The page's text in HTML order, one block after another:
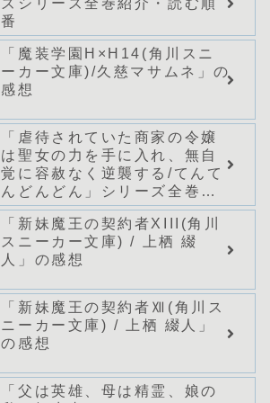
ズシリーズ全巻紹介・読む順
番
「魔装学園H×H14(角川スニ
ーカー文庫)/久慈マサムネ」の
感想
「虐待されていた商家の令嬢
は聖女の力を手に入れ、無自
覚に容赦なく逆襲する/てんて
んどんどん」シリーズ全巻の
あらすじ・感想
「新妹魔王の契約者XIII(角川
スニーカー文庫) / 上栖 綴
人」の感想
「新妹魔王の契約者Ⅻ(角川ス
ニーカー文庫) / 上栖 綴人」
の感想
「父は英雄、母は精霊、娘の